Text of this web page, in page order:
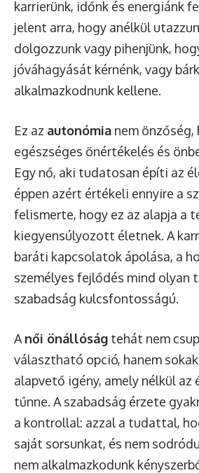
karrierünk, időnk és energiánk
jelent arra, hogy anélkül
dolgozzunk vagy pihenjünk,
jóváhagyását kérnénk, vagy
alkalmazkodnunk kellene.
Ez az autonómia nem önzőség,
egészséges önértékelés és
Egy nő, aki tudatosan építi az
éppen azért értékeli ennyire a
felismerte, hogy ez az alapja a
kiegyensúlyozott életnek. A
baráti kapcsolatok ápolása, a
személyes fejlődés mind olyan
szabadság kulcsfontosságú.
A női önállóság tehát nem
választható opció, hanem
alapvető igény, amely nélkül az
tűnne. A szabadság érzete
a kontrollal: azzal a tudattal,
saját sorsunkat, és nem
nem alkalmazkodunk